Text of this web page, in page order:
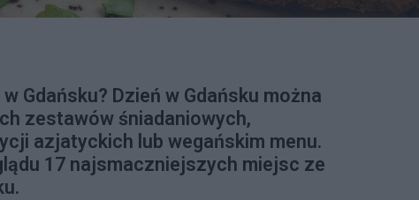
Gdańsku? Dzień w Gdańsku można
zestawów śniadaniowych,
azjatyckich lub wegańskim menu.
17 najsmaczniejszych miejsc ze